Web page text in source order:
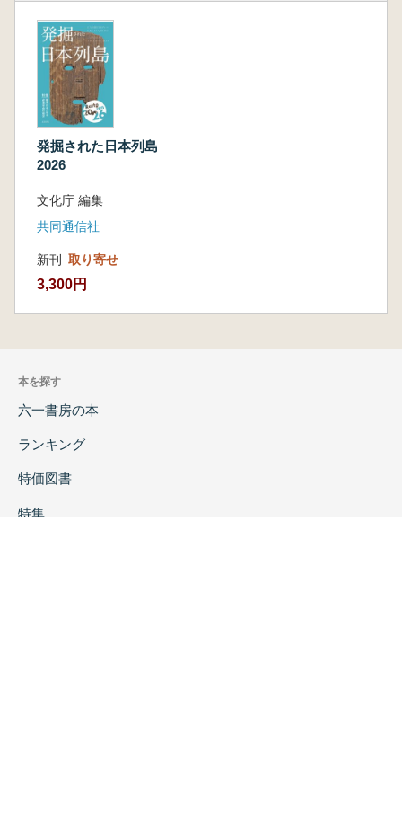
発掘された日本列島
2026
文化庁 編集
共同通信社
新刊 取り寄せ
3,300円
本を探す
六一書房の本
ランキング
特価図書
特集